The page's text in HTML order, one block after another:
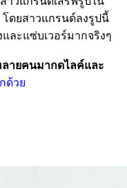
โดยสาวแกรนด์ลงรูปนี้
ละแซ่บเวอร์มากจริงๆ
ายคนมากดไลค์และ
ด้วย